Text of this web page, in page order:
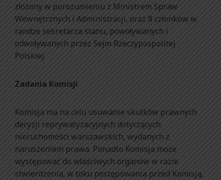
złożony w porozumieniu z Ministrem Spraw
Wewnętrznych i Administracji, oraz 8 członków w
randze sekretarza stanu, powoływanych i
odwoływanych przez Sejm Rzeczypospolitej
Polskiej.
Zadania Komisji
Komisja ma na celu usuwanie skutków prawnych
decyzji reprywatyzacyjnych dotyczących
nieruchomości warszawskich, wydanych z
naruszeniem prawa. Ponadto Komisja może
występować do właściwych organów w razie
stwierdzenia, w toku postępowania przed Komisją,